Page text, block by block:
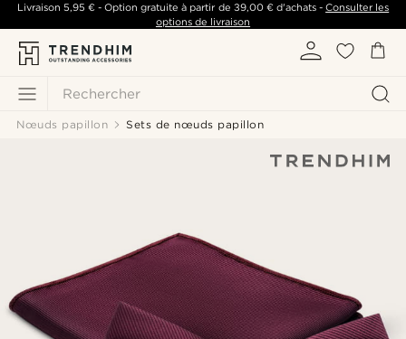
Rechercher
Livraison 5,95 €- Option gratuite à partir de 39,00 €d'achats -Consulter les
options de livraison
Nœuds papillon Sets de nœuds papillon